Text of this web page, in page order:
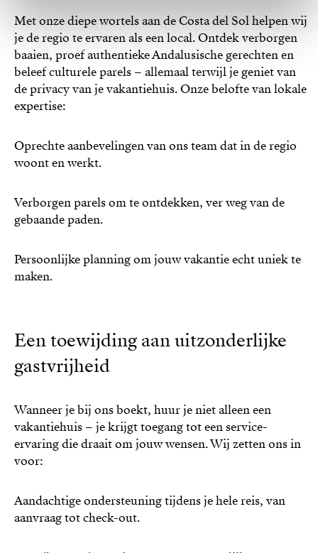
Met onze diepe wortels aan de Costa del Sol helpen wij
je de regio te ervaren als een local. Ontdek verborgen
baaien, proef authentieke Andalusische gerechten en
beleef culturele parels – allemaal terwijl je geniet van
de privacy van je vakantiehuis. Onze belofte van lokale
expertise:
Oprechte aanbevelingen van ons team dat in de regio
woont en werkt.
Verborgen parels om te ontdekken, ver weg van de
gebaande paden.
Persoonlijke planning om jouw vakantie echt uniek te
maken.
Een toewijding aan uitzonderlijke
gastvrijheid
Wanneer je bij ons boekt, huur je niet alleen een
vakantiehuis – je krijgt toegang tot een service-
ervaring die draait om jouw wensen. Wij zetten ons in
voor:
Aandachtige ondersteuning tijdens je hele reis, van
aanvraag tot check-out.